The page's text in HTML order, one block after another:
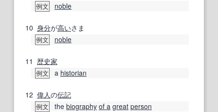
例文 noble
10 身分が高いさま
例文 noble
11 歴史家
例文 a historian
12 偉人の伝記
例文 the biography of a great person